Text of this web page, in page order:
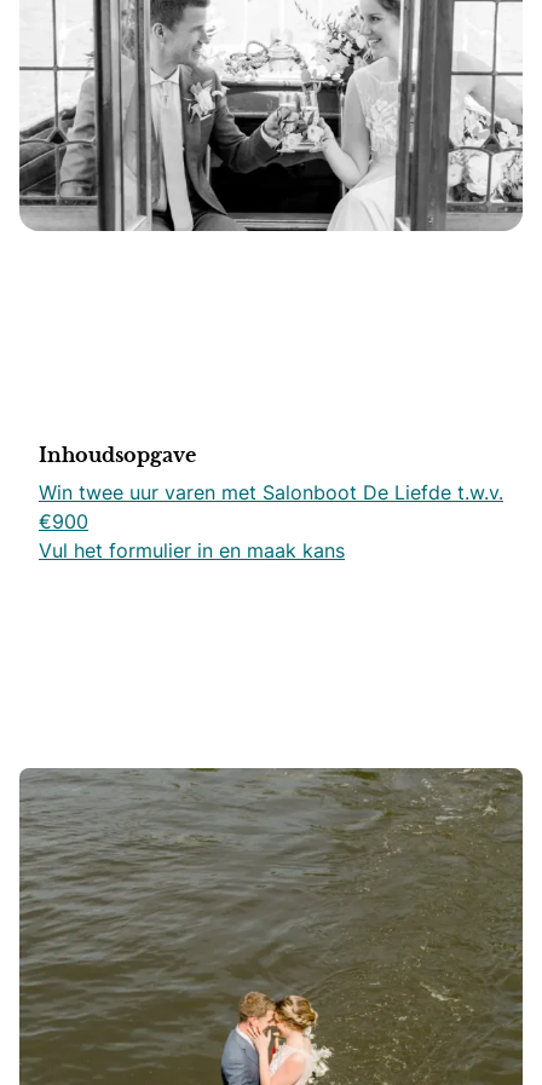
Inhoudsopgave
Win twee uur varen met Salonboot De Liefde t.w.v.
€900
Vul het formulier in en maak kans